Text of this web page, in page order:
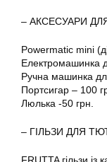
– АКСЕСУАРИ
Powermatic mini
Електромашинка
Ручна машинка
Портсигар – 100
Люлька -50 грн.
– ГІЛЬЗИ ДЛЯ